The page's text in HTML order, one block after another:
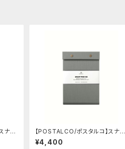
ナッ
【POSTALCO/ポスタルコ】スナッ
プパッド SQ A5 (Ash Gray)
¥4,400